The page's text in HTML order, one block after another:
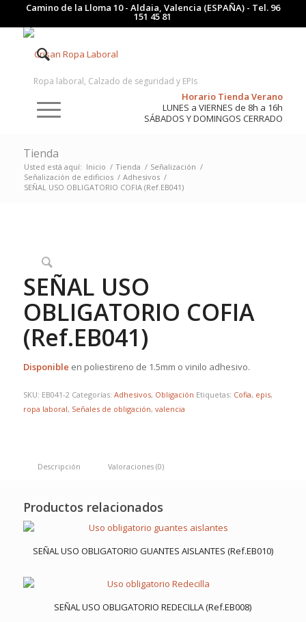
Camino de la Lloma 10 - Aldaia, Valencia (ESPAÑA) - Tel. 96
151 45 81
Ropa laboral, Calzado de seguridad y EPIs
Horario Tienda Verano
LUNES a VIERNES de 8h a 16h
SÁBADOS Y DOMINGOS CERRADO
Tienda
Usted está aquí: Inicio / Tienda / Señalización /
Señalización de edificios / Adhesivos /
SEÑAL USO OBLIGATORIO COFIA (Ref.EB041)
SEÑAL USO
OBLIGATORIO COFIA
(Ref.EB041)
Disponible en poliestireno de 1.5mm o vinilo adhesivo.
SKU: EB041-2 Categorías: Adhesivos, Obligación Etiquetas: Cofia, epis,
ropa laboral, Señales de obligación, valencia
Descripción Valoraciones (0)
Productos relacionados
SEÑAL USO OBLIGATORIO GUANTES AISLANTES (Ref.EB010)
SEÑAL USO OBLIGATORIO REDECILLA (Ref.EB008)